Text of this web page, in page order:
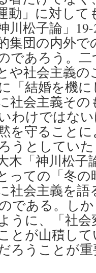
動」に対し
川松子論」
集団の内外で
であろう。
や社会主義
「結婚を機
社会主義そ
わけではな
を守ること
うとしてい
木「神川松子
っての「冬
社会主義を
である。し
うに、「社
とが山積し
ろうことが